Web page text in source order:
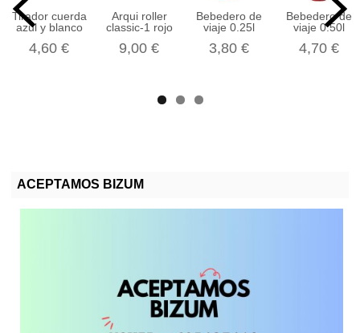
ACEPTAMOS BIZUM
Tirador cuerda
azul y blanco
4,60 €
Arqui roller
classic-1 rojo
9,00 €
Bebedero de
viaje 0.25l
3,80 €
Bebedero de
viaje 0.50l
4,70 €